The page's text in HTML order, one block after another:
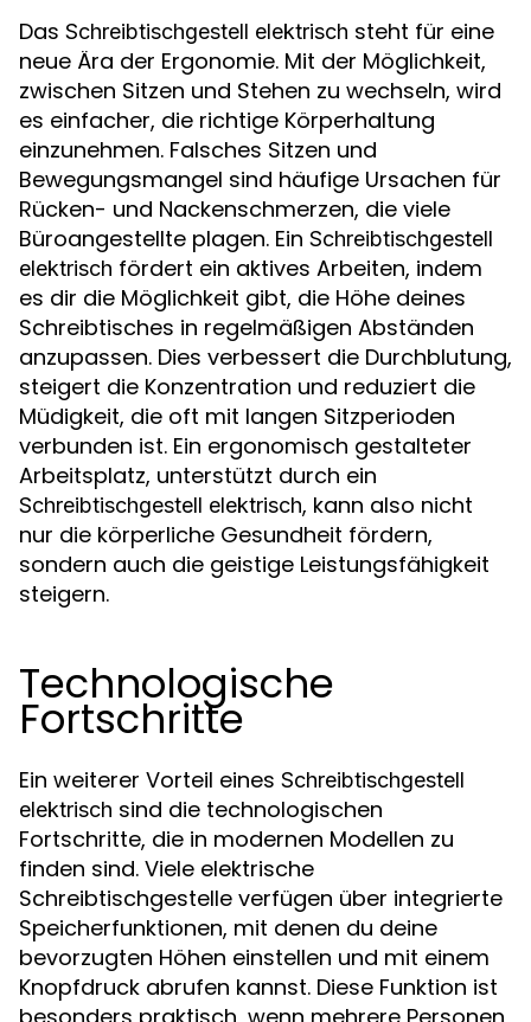
Das Schreibtischgestell elektrisch steht für eine
neue Ära der Ergonomie. Mit der Möglichkeit,
zwischen Sitzen und Stehen zu wechseln, wird
es einfacher, die richtige Körperhaltung
einzunehmen. Falsches Sitzen und
Bewegungsmangel sind häufige Ursachen für
Rücken- und Nackenschmerzen, die viele
Büroangestellte plagen. Ein Schreibtischgestell
elektrisch fördert ein aktives Arbeiten, indem
es dir die Möglichkeit gibt, die Höhe deines
Schreibtisches in regelmäßigen Abständen
anzupassen. Dies verbessert die Durchblutung,
steigert die Konzentration und reduziert die
Müdigkeit, die oft mit langen Sitzperioden
verbunden ist. Ein ergonomisch gestalteter
Arbeitsplatz, unterstützt durch ein
Schreibtischgestell elektrisch, kann also nicht
nur die körperliche Gesundheit fördern,
sondern auch die geistige Leistungsfähigkeit
steigern.
Technologische
Fortschritte
Ein weiterer Vorteil eines Schreibtischgestell
elektrisch sind die technologischen
Fortschritte, die in modernen Modellen zu
finden sind. Viele elektrische
Schreibtischgestelle verfügen über integrierte
Speicherfunktionen, mit denen du deine
bevorzugten Höhen einstellen und mit einem
Knopfdruck abrufen kannst. Diese Funktion ist